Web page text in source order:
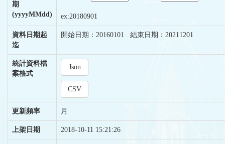
期
(yyyyMMdd)
ex:20180901
資料日期起
迄
開始日期：20160101 結束日期：20211201
統計資料檔
案格式
Json
CSV
更新頻率 月
上架日期 2018-10-11 15:21:26